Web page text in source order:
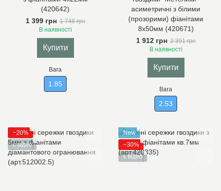
(420642)
1 399 грн 1 748 грн
В наявності
Купити
Вага
1.85
асиметричні з білими
(прозорими) фіанітами
8х50мм (420671)
1 912 грн 2 391 грн
В наявності
Купити
Вага
2.53
−20%
є відео
New
−30%
є відео